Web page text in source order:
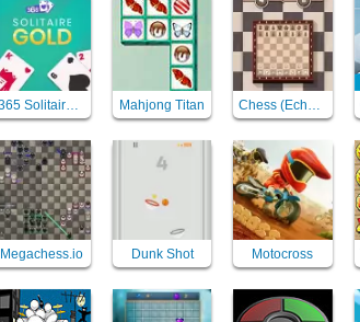
365 Solitaire Gold Mahjong Titan Chess (Echecs)
Megachess.io Dunk Shot Motocross